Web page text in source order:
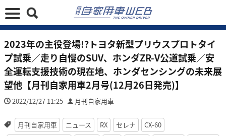
2023年の主役登場!?トヨタ新型プリウスプロトタイ
プ試乗／走り自慢のSUV、ホンダZR-V公道試乗／安
全運転支援技術の現在地、ホンダセンシングの未来展
望他【月刊自家用車2月号(12月26日発売)】
2022/12/27 11:25 月刊自家用車
月刊自家用車 ニュース RX セレナ
CX-60